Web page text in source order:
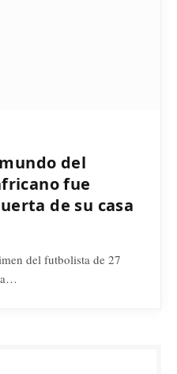
del
fue
de su casa
del futbolista de 27